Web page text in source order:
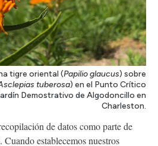
tigre oriental (Papilio glaucus) sobre
tuberosa) en el Punto Crítico
Demostrativo de Algodoncillo en
Charleston.
de datos como parte de
establecemos nuestros